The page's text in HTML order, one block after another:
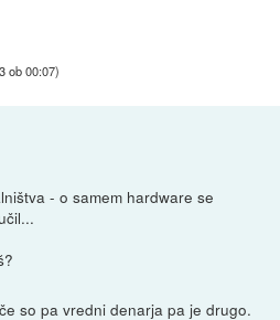
ob 00:07)
- o samem hardware se
so pa vredni denarja pa je drugo.